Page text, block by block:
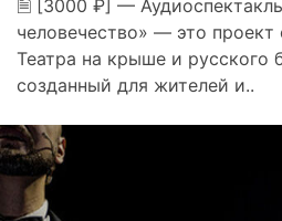
🗎 [3000 ₽] —
человечество» — это проект
Театра на крыше и русского
созданный для жителей и..